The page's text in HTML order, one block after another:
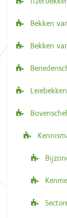
N
a
i
g
t
Bekken
Bekken
Leiebekken